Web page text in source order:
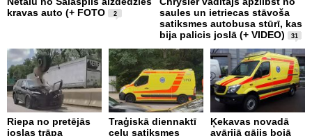
kravas auto (+ FOTO
2
saules un ietriecas stāvoša
satiksmes autobusa stūrī, kas
bija palicis joslā (+ VIDEO)
31
Riepa no pretējās
joslas trāpa
Traģiskā diennaktī
ceļu satiksmes
Ķekavas novadā
avārijā gājis bojā